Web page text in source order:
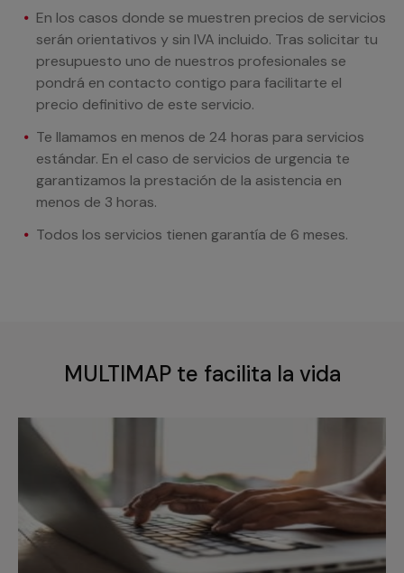
En los casos donde se muestren precios de servicios
serán orientativos y sin IVA incluido. Tras solicitar tu
presupuesto uno de nuestros profesionales se
pondrá en contacto contigo para facilitarte el
precio definitivo de este servicio.
Te llamamos en menos de 24 horas para servicios
estándar. En el caso de servicios de urgencia te
garantizamos la prestación de la asistencia en
menos de 3 horas.
Todos los servicios tienen garantía de 6 meses.
MULTIMAP te facilita la vida